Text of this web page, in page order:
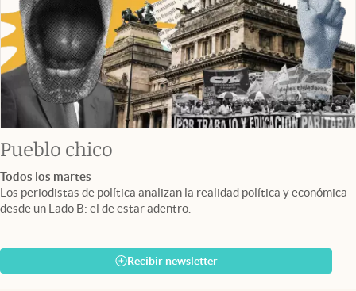
Pueblo chico
Todos los martes
Los periodistas de política analizan la realidad política y económica
desde un Lado B: el de estar adentro.
Recibir newsletter